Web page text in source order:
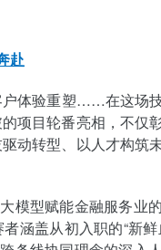
赴
户体验重塑……在这场
项目轮番亮相，不仅
动转型、以人才构筑
模型赋能金融服务业
涵盖从初入职的“新鲜